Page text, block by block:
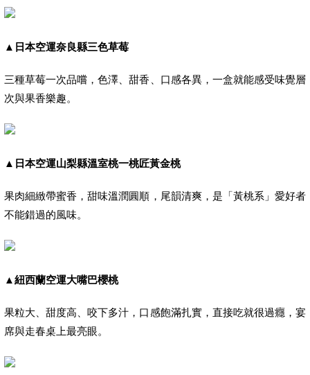
▲ 日本空運奈良縣三色草莓
三種草莓一次品嚐，色澤、甜香、口感各異，一盒就能感受味覺層
次與果香樂趣。
▲ 日本空運山梨縣溫室桃一桃匠黃金桃
果肉細緻帶蜜香，甜味溫潤圓順，尾韻清爽，是「黃桃系」愛好者
不能錯過的風味。
▲紐西蘭空運大嘴巴櫻桃
果粒大、甜度高、咬下多汁，口感飽滿扎實，直接吃就很過癮，宴
席與走春桌上最亮眼。